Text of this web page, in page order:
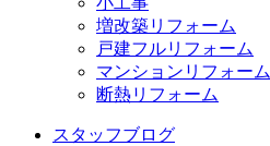
増改築リフォーム
戸建フルリフォーム
マンションリフォーム
断熱リフォーム
スタッフブログ